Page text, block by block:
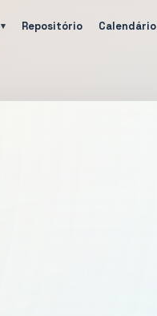
Repositório Calendário